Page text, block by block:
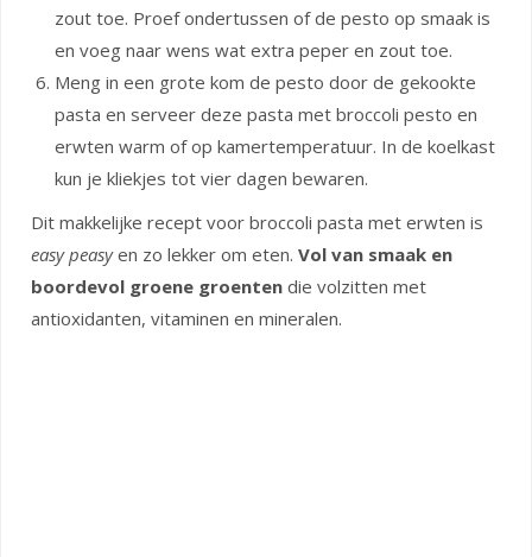
zout toe. Proef ondertussen of de pesto op smaak is
en voeg naar wens wat extra peper en zout toe.
Meng in een grote kom de pesto door de gekookte
pasta en serveer deze pasta met broccoli pesto en
erwten warm of op kamertemperatuur. In de koelkast
kun je kliekjes tot vier dagen bewaren.
Dit makkelijke recept voor broccoli pasta met erwten is
easy peasyen zo lekker om eten. Vol van smaak en
boordevol groene groenten die volzitten met
antioxidanten, vitaminen en mineralen.